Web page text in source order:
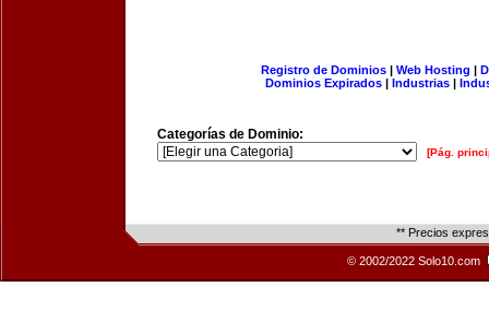
Registro de Dominios| Web Hosting |
Dominios Expirados | Industrias |
Categorías de Dominio:
[Pág.
** Precios
© 2002/2022 Solo10.com